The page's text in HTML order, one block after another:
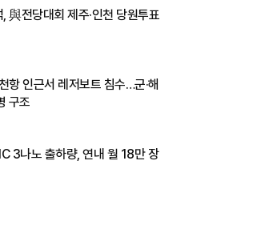
與전당대회 제주·인천 당원투표
항 인근서 레저보트 침수…군·해
구조
3나노 출하량, 연내 월 18만 장